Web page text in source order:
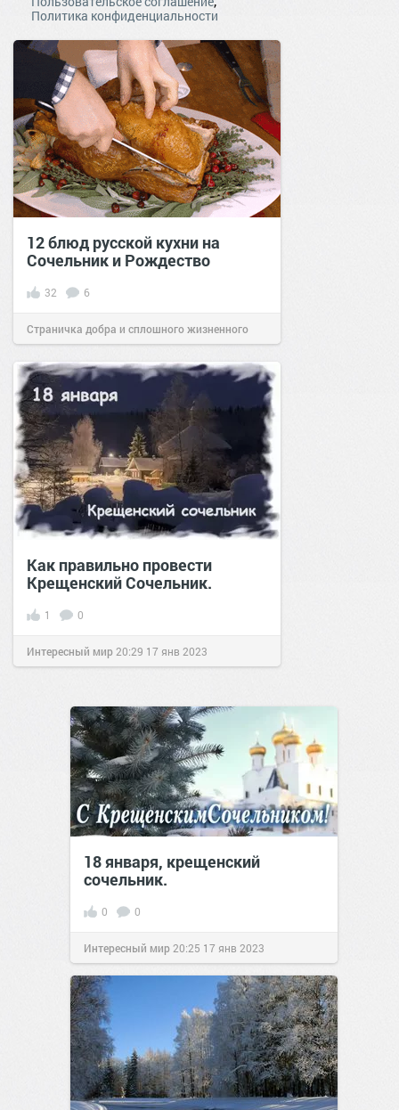
Политика конфиденциальности
12 блюд русской кухни на
Сочельник и Рождество
32 6
Страничка добра и сплошного жизненного
позитива! 15:0006 янв 2022
Как правильно провести
Крещенский Сочельник.
1 0
Интересный мир 20:29 17 янв 2023
18 января, крещенский
сочельник.
0 0
Интересный мир 20:25 17 янв 2023